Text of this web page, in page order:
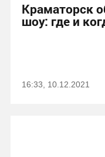
Краматорск
шоу: где и
16:33, 10.12.2021